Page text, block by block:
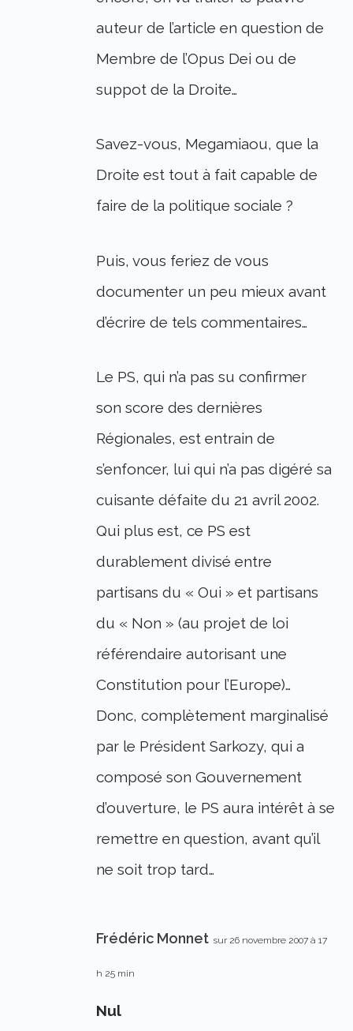
auteur de l’article en question de
Membre de l’Opus Dei ou de
suppot de la Droite…
Savez-vous, Megamiaou, que la
Droite est tout à fait capable de
faire de la politique sociale ?
Puis, vous feriez de vous
documenter un peu mieux avant
d’écrire de tels commentaires…
Le PS, qui n’a pas su confirmer
son score des dernières
Régionales, est entrain de
s’enfoncer, lui qui n’a pas digéré sa
cuisante défaite du 21 avril 2002.
Qui plus est, ce PS est
durablement divisé entre
partisans du « Oui » et partisans
du « Non » (au projet de loi
référendaire autorisant une
Constitution pour l’Europe)…
Donc, complètement marginalisé
par le Président Sarkozy, qui a
composé son Gouvernement
d’ouverture, le PS aura intérêt à se
remettre en question, avant qu’il
ne soit trop tard…
Frédéric Monnet sur 26 novembre 2007 à 17
h 25 min
Nul